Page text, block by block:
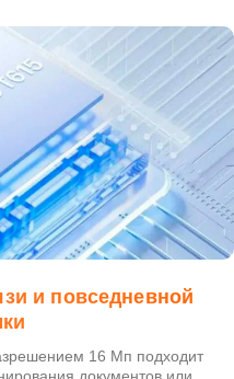
и повседневной
16 Мп подходит
документов или